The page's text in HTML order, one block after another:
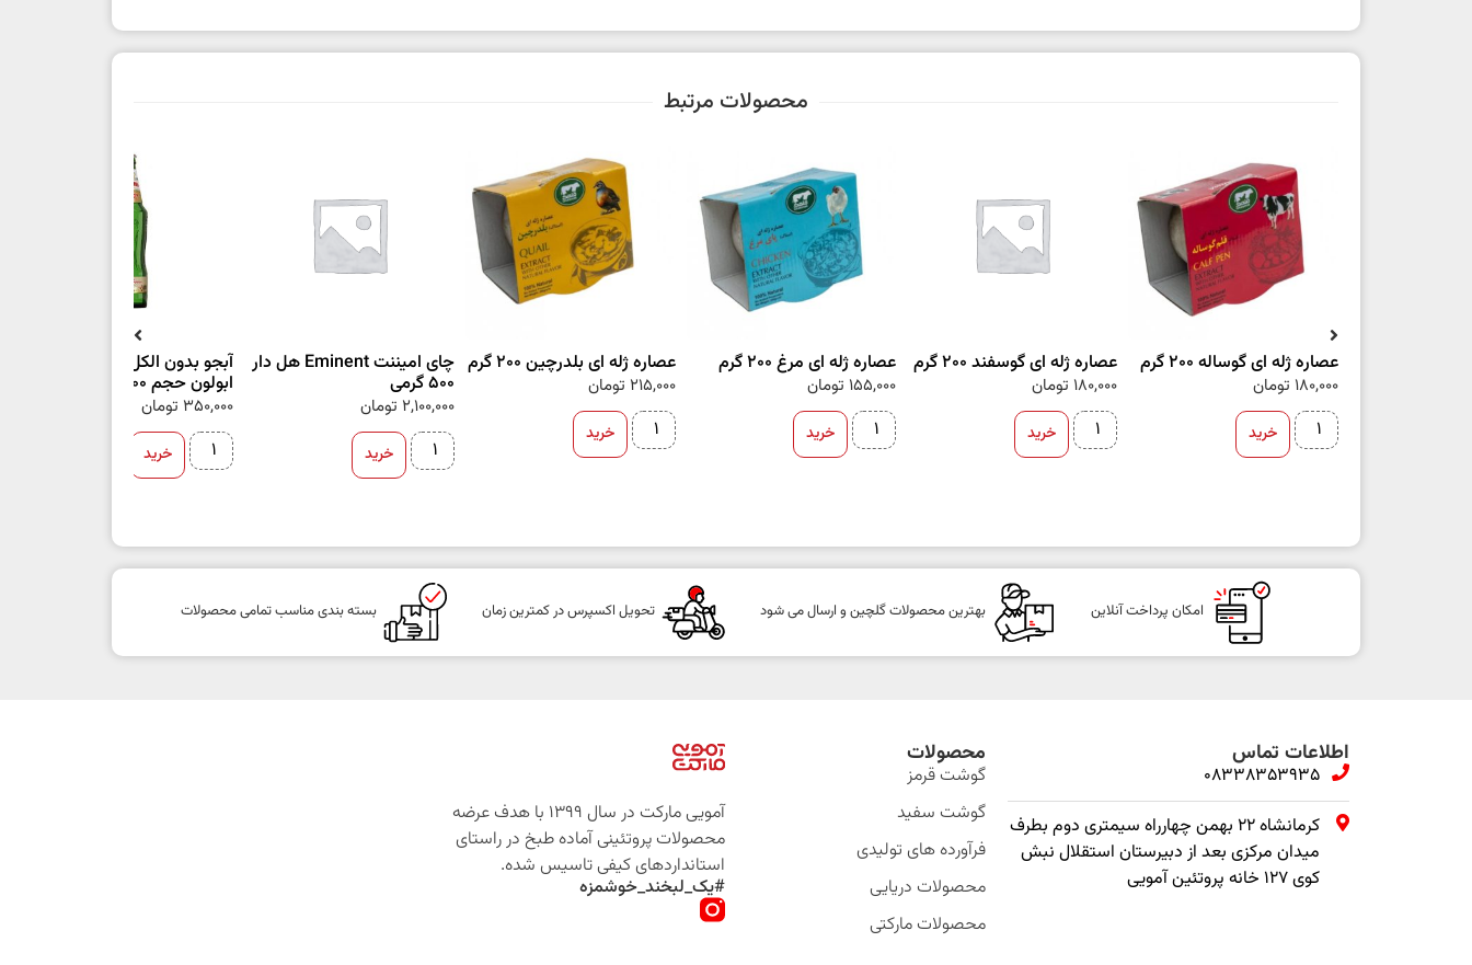
محصولات مرتبط
عصاره ژله ای گوساله 200 گرم
180,000 تومان
خرید
عصاره ژله ای گوسفند 200 گرم
180,000 تومان
خرید
عصاره ژله ای مرغ 200 گرم
155,000 تومان
خرید
عصاره ژله ای بلدرچین 200 گرم
215,000 تومان
خرید
چای امیننت Eminent هل دار
500 گرمی
2,100,000 تومان
خرید
آبجو بدون الکل اصل اوکراین
ابولون حجم ۵۰۰ میلی لیتر
350,000 تومان
خرید
امکان پرداخت آنلاین بهترین محصولات گلچین و ارسال می شود تحویل اکسپرس در کمترین زمان بسته بندی مناسب تمامی محصولات
اطلاعات تماس
08338353935
کرمانشاه ۲۲ بهمن چهارراه سیمتری دوم بطرف
میدان مرکزی بعد از دبیرستان استقلال نبش
کوی ۱۲۷ خانه پروتئین آمویی
محصولات
گوشت قرمز
گوشت سفید
فرآورده های تولیدی
محصولات دریایی
محصولات مارکتی
آمویی مارکت در سال 1399 با هدف عرضه
محصولات پروتئینی آماده طبخ در راستای
استانداردهای کیفی تاسیس شده.
#یک_لبخند_خوشمزه